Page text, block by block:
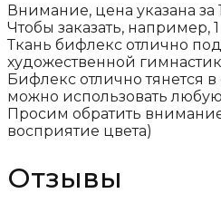
Внимание, цена указана за
Чтобы заказать, например,
Ткань бифлекс отлично
художественной
Бифлекс отлично тянется
можно использовать
Просим обратить
восприятие цвета)
Отзывы